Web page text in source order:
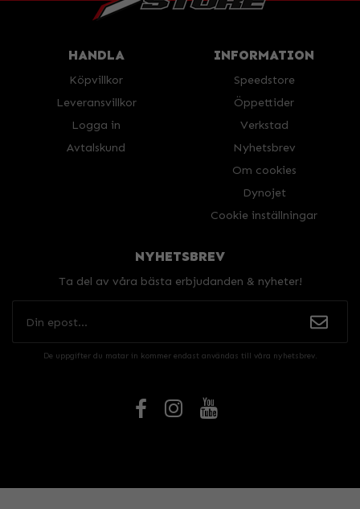
HANDLA
Köpvillkor
Leveransvillkor
Logga in
Avtalskund
INFORMATION
Speedstore
Öppettider
Verkstad
Nyhetsbrev
Om cookies
Dynojet
Cookie inställningar
NYHETSBREV
Ta del av våra bästa erbjudanden & nyheter!
De uppgifter du matar in kommer endast användas till våra nyhetsbrev.